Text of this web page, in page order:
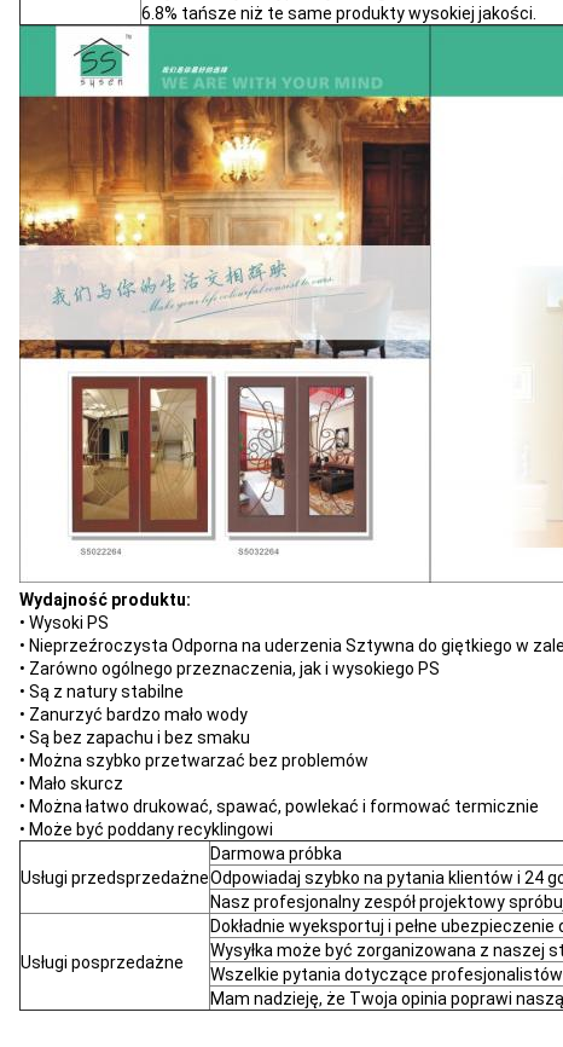
6.8% tańsze niż te same produkty wysokiej jakości.
Wydajność produktu:
• Wysoki PS
• Nieprzeźroczysta Odporna na uderzenia Sztywna do giętkiego w
• Zarówno ogólnego przeznaczenia, jak i wysokiego PS
• Są z natury stabilne
• Zanurzyć bardzo mało wody
• Są bez zapachu i bez smaku
• Można szybko przetwarzać bez problemów
• Mało skurcz
• Można łatwo drukować, spawać, powlekać i formować termicznie
• Może być poddany recyklingowi
Usługi przedsprzedażne
Darmowa próbka
Odpowiadaj szybko na pytania klientów i 24
Nasz profesjonalny zespół projektowy
Usługi posprzedażne
Dokładnie wyeksportuj i pełne ubezpieczenie
Wysyłka może być zorganizowana z naszej
Wszelkie pytania dotyczące
Mam nadzieję, że Twoja opinia poprawi